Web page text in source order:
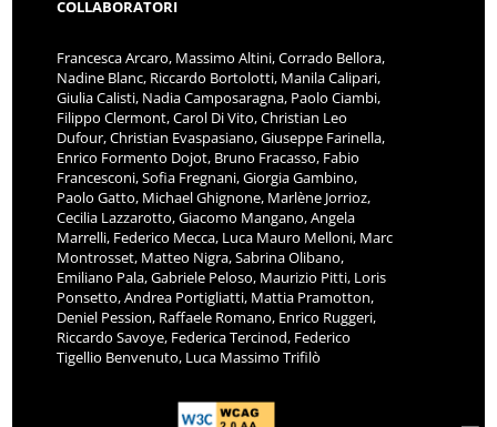
COLLABORATORI
Francesca Arcaro, Massimo Altini, Corrado Bellora,
Nadine Blanc, Riccardo Bortolotti, Manila Calipari,
Giulia Calisti, Nadia Camposaragna, Paolo Ciambi,
Filippo Clermont, Carol Di Vito, Christian Leo
Dufour, Christian Evaspasiano, Giuseppe Farinella,
Enrico Formento Dojot, Bruno Fracasso, Fabio
Francesconi, Sofia Fregnani, Giorgia Gambino,
Paolo Gatto, Michael Ghignone, Marlène Jorrioz,
Cecilia Lazzarotto, Giacomo Mangano, Angela
Marrelli, Federico Mecca, Luca Mauro Melloni, Marc
Montrosset, Matteo Nigra, Sabrina Olibano,
Emiliano Pala, Gabriele Peloso, Maurizio Pitti, Loris
Ponsetto, Andrea Portigliatti, Mattia Pramotton,
Deniel Pession, Raffaele Romano, Enrico Ruggeri,
Riccardo Savoye, Federica Tercinod, Federico
Tigellio Benvenuto, Luca Massimo Trifilò